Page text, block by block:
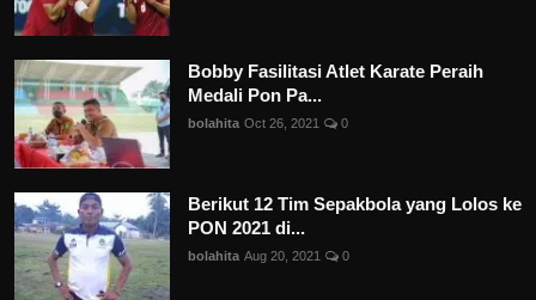
Bobby Fasilitasi Atlet Karate Peraih
Medali Pon Pa...
bolahita Oct 26, 2021 0
Berikut 12 Tim Sepakbola yang Lolos ke
PON 2021 di...
bolahita Aug 20, 2021 0